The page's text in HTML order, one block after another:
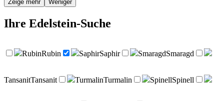
Zeige mehr Weniger
Ihre Edelstein-Suche
RubinRubin SaphirSaphir SmaragdSmaragd
TansanitTansanit TurmalinTurmalin SpinellSpinell